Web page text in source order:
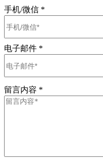
手机/微信 *
电子邮件 *
留言内容 *